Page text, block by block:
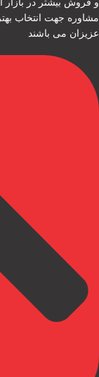
مشاوره جهت انتخاب
عزیزان می باشند